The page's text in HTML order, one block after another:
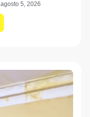
agosto 5, 2026